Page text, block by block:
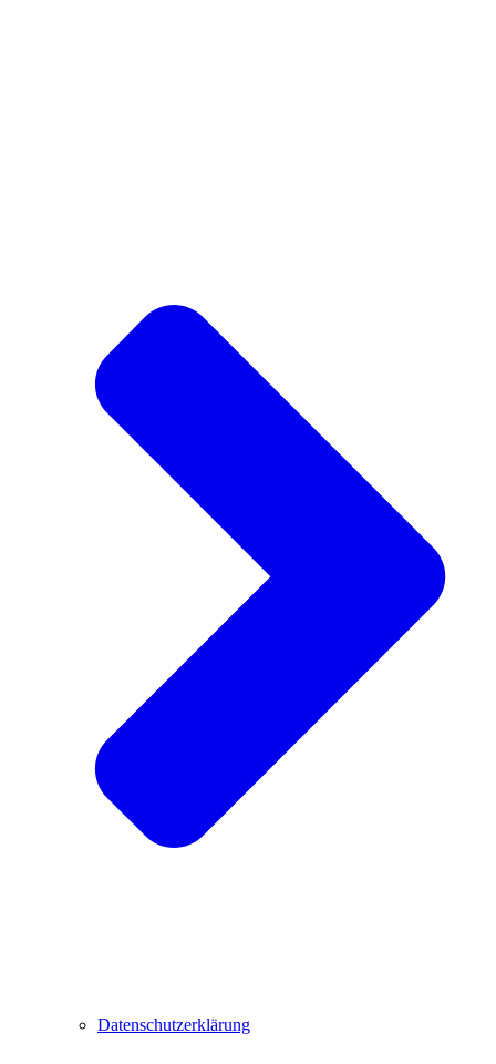
Datenschutzerklärung